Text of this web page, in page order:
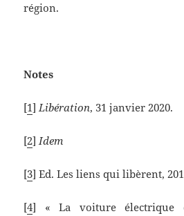
région.
Notes
[1]Libération, 31 janvier 2020.
[2]Idem
[3] Ed. Les liens qui libèrent,
[4] « La voiture électrique